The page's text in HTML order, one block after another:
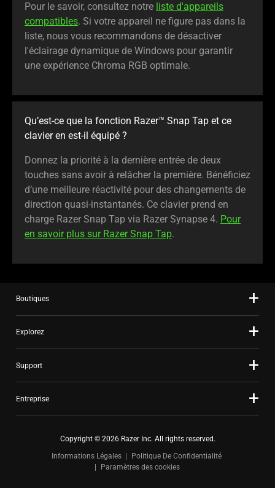
Pour le savoir, consultez notre liste d'appareils
compatibles. Si votre appareil ne figure pas dans la
liste, nous vous recommandons de désactiver
l'éclairage dynamique de Windows pour garantir
une expérience Chroma RGB optimale.
Qu’est-ce que la fonction Razer™ Snap Tap et ce
clavier en est-il équipé ?
Donnez la priorité à la dernière entrée de deux
touches sans avoir à relâcher la première. Bénéficiez
d’une meilleure réactivité pour des changements de
direction quasi-instantanés. Ce clavier prend en
charge Razer Snap Tap via Razer Synapse 4. Pour
en savoir plus sur Razer Snap Tap.
Boutiques
Explorez
Support
Entreprise
Copyright © 2026 Razer Inc. All rights reserved.
Informations Légales
Politique De Confidentialité
Paramètres des cookies